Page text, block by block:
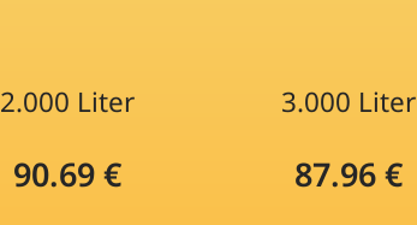
2.000 Liter
3.000 Liter
90.69 € 87.96 €